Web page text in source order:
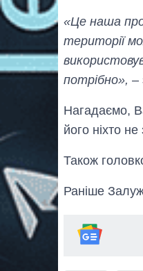
«Це наша
території
потрібно», –
Нагадаємо,
його ніхто не
Також
Раніше